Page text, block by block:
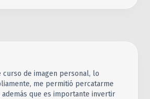
curso de imagen personal, lo
me permitió percatarme
que es importante invertir